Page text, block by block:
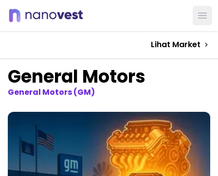
Lihat Market
General Motors
General Motors (GM)